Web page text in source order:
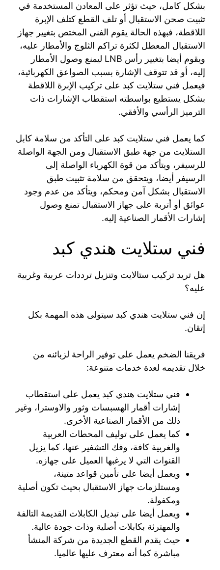
بشكل كامل، حيث تؤثر على المعادن المستخدمة في
تثبيت صحن الاستقبال أو تلف القطع كتلف الإبرة
اللاقطة، فبهذه الحالة يقوم الفني المختص بتغيير جهاز
الاستقبال المعطل لكثرة تراكم الثلوج والأمطار عليه،
ويقوم أيضا بتغيير رأس LNB ليمنع وصول الأمطار
إليه، أو قد تتوقف الإشارة بسبب الصواعق الكهربائية،
فيعمل فني ستلايت كبد على تركيب الإبرة اللاقطة
بشكل يستطيع بواسطته استقطاب الإشارات ذات
الترميز الرأسي والأفقي.
كما يعمل فني ستلايت كبد على التأكد من سلامة كابل
الستلايت من جهة طبق الاستقبال ومن الجهة الواصلة
للرسيفر، ويتأكد من قوة الكهرباء الواصلة إلى
الرسيفر أيضا، ويتحقق من سلامة تثبيت طبق
الاستقبال بشكل آمن ومحكم، ويتأكد من عدم وجود
عوائق أو أتربة على جهاز الاستقبال تمنع وصول
إشارات الأقمار الصناعية إليه.
فني ستلايت هندي كبد
هل تريد تركيب ستالايت وتنزيل ترددات عربية وغربية
عليه؟
إن فني ستلايت هندي كبد سيتولى هذه المهمة بكل
إتقان.
فريقنا الضخم يعمل على توفير الراحة لزبائنه من
خلال تقديمه لعدة خدمات متنوعة:
فني ستلايت هندي كبد يعمل على استقطاب
إشارات أقمار الهسبسات وثور والاوسترا، وغير
ذلك من الأقمار الصناعية الأخرى.
كما يعمل على توليف المحطات العربية
والغربية كافة، وفك التشفير عنها، كما يزيل
القنوات التي لا يرغبها العميل على جهازه.
ويعمل أيضا على تأمين قواعد متينة،
ومستلزمات جهاز الاستقبال بحيث تكون أصلية
ومكفولة.
ويعمل أيضا على تبديل الكابلات القديمة التالفة
والمهترئة بكابلات أصلية وذات جودة عالية.
حيث يقدم القطع الجديدة من شركة المنشأ
مباشرة كما أنه معترف عليها عالميا.